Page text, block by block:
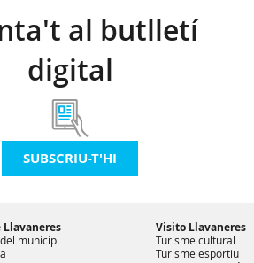
al butlletí
digital
SUBSCRIU-T'HI
Llavaneres
municipi
Visito Llavaneres
Turisme cultural
Turisme esportiu